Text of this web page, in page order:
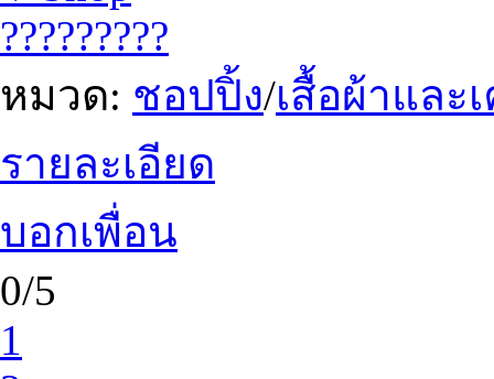
?????????
หมวด: ชอปปิ้ง/เสื้อผ้าและ
รายละเอียด
บอกเพื่อน
0/5
1